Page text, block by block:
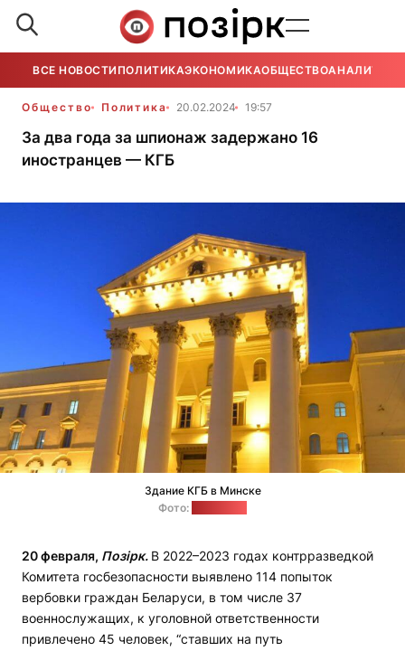
ВСЕ НОВОСТИ ПОЛИТИКАЭКОНОМИКАОБЩЕСТВОАНАЛИТИКА
Общество Политика 20.02.2024 19:57
За два года за шпионаж задержано 16
иностранцев — КГБ
Здание КГБ в Минске
Фото:
20 февраля, Позірк. В 2022–2023 годах контрразведкой
Комитета госбезопасности выявлено 114 попыток
вербовки граждан Беларуси, в том числе 37
военнослужащих, к уголовной ответственности
привлечено 45 человек, “ставших на путь